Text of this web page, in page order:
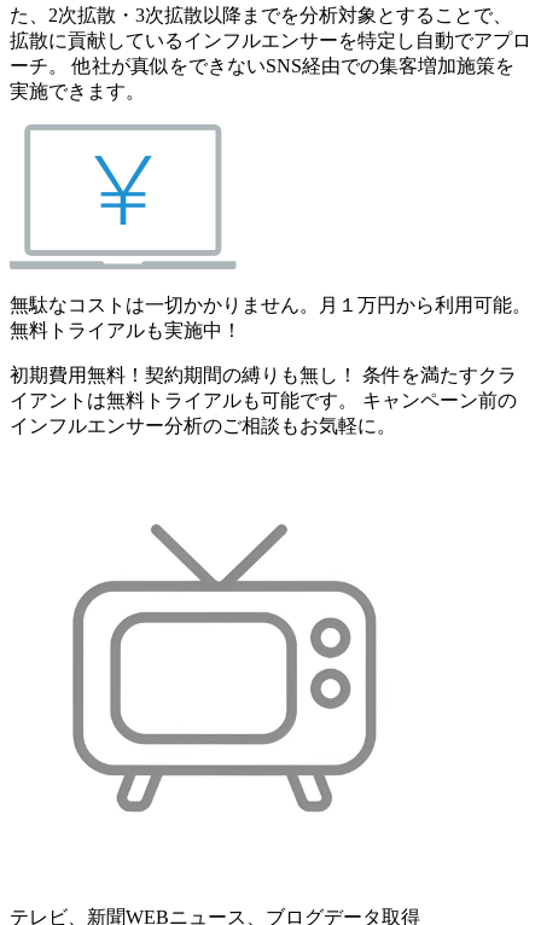
た、2次拡散・3次拡散以降までを分析対象とすることで、
拡散に貢献しているインフルエンサーを特定し自動でアプロ
ーチ。 他社が真似をできないSNS経由での集客増加施策を
実施できます。
無駄なコストは一切かかりません。月１万円から利用可能。
無料トライアルも実施中！
初期費用無料！契約期間の縛りも無し！ 条件を満たすクラ
イアントは無料トライアルも可能です。 キャンペーン前の
インフルエンサー分析のご相談もお気軽に。
テレビ、新聞WEBニュース、ブログデータ取得